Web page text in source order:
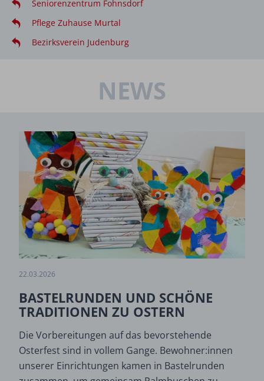
Seniorenzentrum Fohnsdorf
Pflege Zuhause Murtal
Bezirksverein Judenburg
NEWS
22.03.2026
BASTELRUNDEN UND SCHÖNE
TRADITIONEN ZU OSTERN
Die Vorbereitungen auf das bevorstehende
Osterfest sind in vollem Gange. Bewohner:innen
unserer Einrichtungen kamen in Bastelrunden